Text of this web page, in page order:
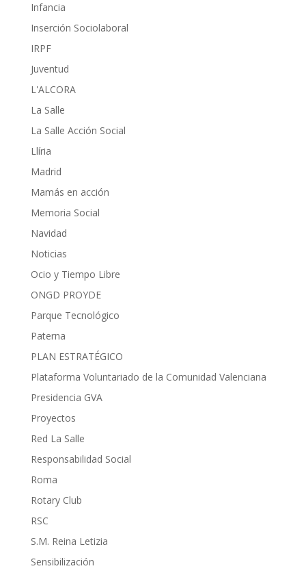
Infancia
Inserción Sociolaboral
IRPF
Juventud
L'ALCORA
La Salle
La Salle Acción Social
Llíria
Madrid
Mamás en acción
Memoria Social
Navidad
Noticias
Ocio y Tiempo Libre
ONGD PROYDE
Parque Tecnológico
Paterna
PLAN ESTRATÉGICO
Plataforma Voluntariado de la Comunidad Valenciana
Presidencia GVA
Proyectos
Red La Salle
Responsabilidad Social
Roma
Rotary Club
RSC
S.M. Reina Letizia
Sensibilización